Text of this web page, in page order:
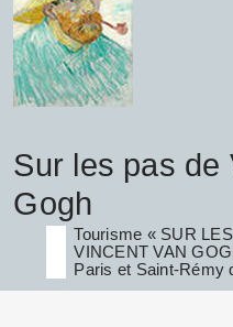
Sur les pas de
Gogh
Tourisme « SUR
VINCENT VAN
Paris et Saint-Rémy